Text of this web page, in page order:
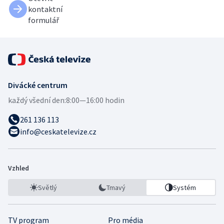
kontaktní
formulář
Divácké centrum
každý všední den:8:00—16:00 hodin
261 136 113
info@ceskatelevize.cz
Vzhled
Světlý Tmavý Systém
TV program Pro média